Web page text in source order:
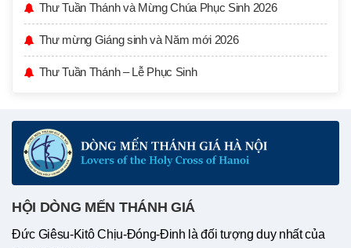
Thư Tuần Thánh và Mừng Chúa Phục Sinh 2026
Thư mừng Giáng sinh và Năm mới 2026
Thư Tuần Thánh – Lễ Phục Sinh
HỘI DÒNG MẾN THÁNH GIÁ
Đức Giêsu-Kitô Chịu-Đóng-Đinh là đối tượng duy nhất của